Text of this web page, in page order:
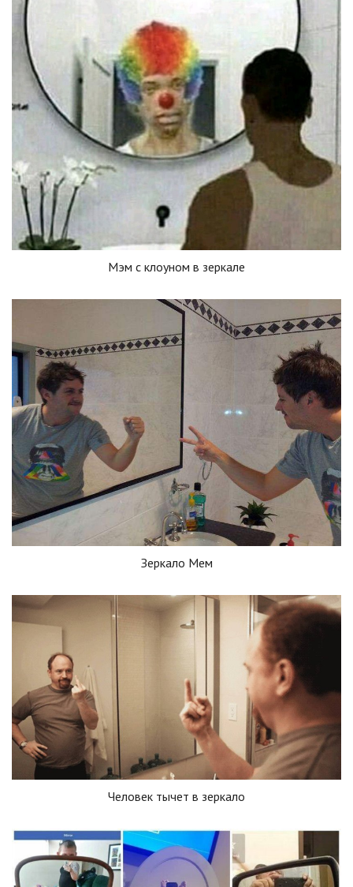
Мэм с клоуном в зеркале
Зеркало Мем
Человек тычет в зеркало